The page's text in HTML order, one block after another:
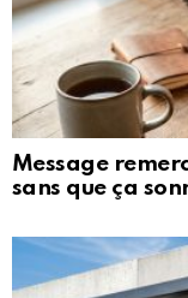
Message
sans que ça